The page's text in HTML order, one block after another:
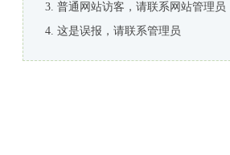
普通网站访客，请联系网站管理员
这是误报，请联系管理员